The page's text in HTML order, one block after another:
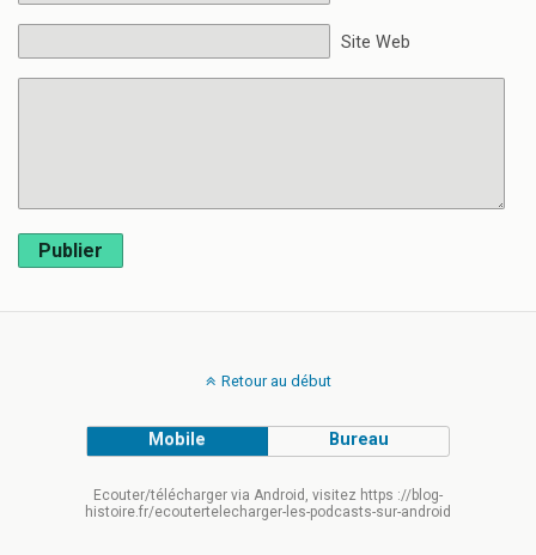
Site Web
Publier
Retour au début
Mobile Bureau
Ecouter/télécharger via Android, visitez https ://blog-
histoire.fr/ecoutertelecharger-les-podcasts-sur-android